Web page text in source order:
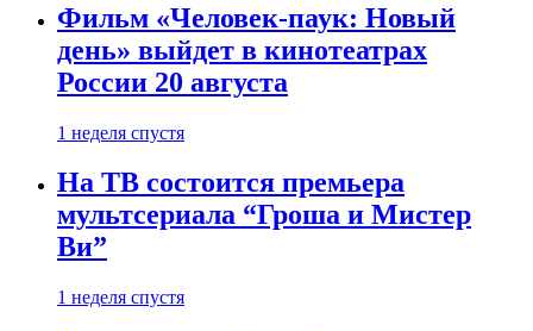
Фильм «Человек-паук: Новый
день» выйдет в кинотеатрах
России 20 августа
1 неделя спустя
На ТВ состоится премьера
мультсериала “Гроша и Мистер
Ви”
1 неделя спустя